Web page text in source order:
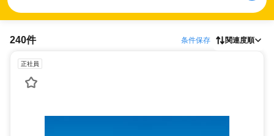
240件 条件保存 関連度順
正社員